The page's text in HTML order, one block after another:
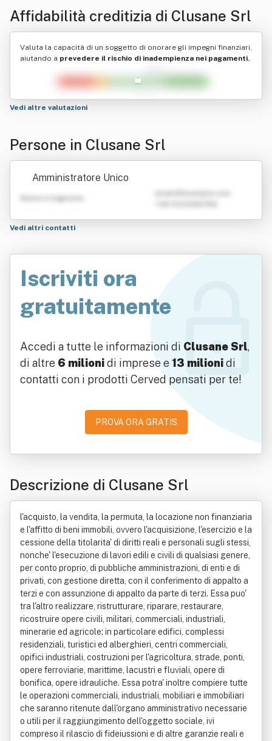
Affidabilità creditizia di Clusane Srl
Valuta la capacità di un soggetto di onorare gli impegni finanziari,
aiutando a prevedere il rischio di inadempienza nei pagamenti.
Vedi altre valutazioni
Persone in Clusane Srl
Amministratore Unico
Nome e Cognome
Vedi altri contatti
Iscriviti ora
gratuitamente
Accedi a tutte le informazioni di Clusane Srl,
di altre 6 milionidi imprese e 13 milionidi
contatti con i prodotti Cerved pensati per te!
PROVA ORA GRATIS
Descrizione di Clusane Srl
l'acquisto, la vendita, la permuta, la locazione non finanziaria
e l'affitto di beni immobili, ovvero l'acquisizione, l'esercizio e la
cessione della titolarita' di diritti reali e personali sugli stessi,
nonche' l'esecuzione di lavori edili e civili di qualsiasi genere,
per conto proprio, di pubbliche amministrazioni, di enti e di
privati, con gestione diretta, con il conferimento di appalto a
terzi e con assunzione di appalto da parte di terzi. Essa puo'
tra l'altro realizzare, ristrutturare, riparare, restaurare,
ricostruire opere civili, militari, commerciali, industriali,
minerarie ed agricole; in particolare edifici, complessi
residenziali, turistici ed alberghieri, centri commerciali,
opifici industriali, costruzioni per l'agricoltura, strade, ponti,
opere ferroviarie, marittime, lacustri e fluviali, opere di
bonifica, opere idrauliche. Essa potra' inoltre compiere tutte
le operazioni commerciali, industriali, mobiliari e immobiliari
che saranno ritenute dall'organo amministrativo necessarie
o utili per il raggiungimento dell'oggetto sociale, ivi
compreso il rilascio di fideiussioni e di altre garanzie reali e